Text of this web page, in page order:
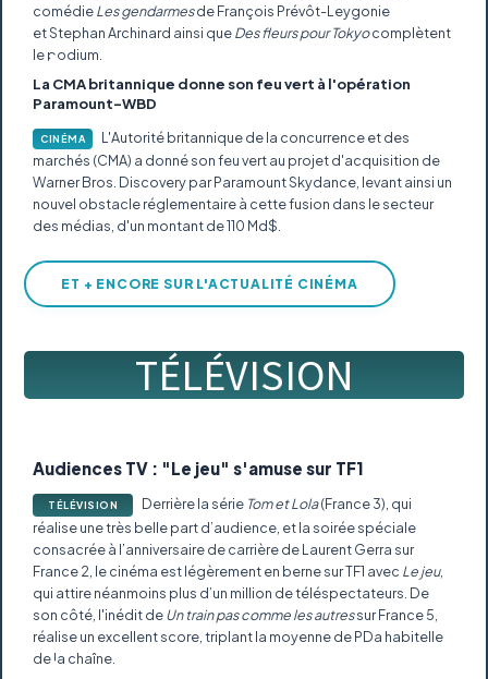
comédieLes gendarmesde François Prévôt-Leygonie
et Stephan Archinard ainsi queDes fleurs pour Tokyocomplètent
le podium.
La CMA britannique donne son feu vert à l'opération
Paramount-WBD
CINÉMA
L'Autorité britannique de la concurrence et des
marchés (CMA) a donné son feu vert au projet d'acquisition de
Warner Bros. Discovery par Paramount Skydance, levant ainsi un
nouvel obstacle réglementaire à cette fusion dans le secteur
des médias, d'un montant de 110 Md$.
ET + ENCORE SUR L'ACTUALITÉ CINÉMA
TÉLÉVISION
Audiences TV : "Le jeu" s'amuse sur TF1
TÉLÉVISION Derrière la série Tom et Lola(France 3), qui
réalise une très belle part d’audience, et la soirée spéciale
consacrée à l’anniversaire de carrière de Laurent Gerra sur
France 2, le cinéma est légèrement en berne sur TF1 avec Le jeu,
qui attire néanmoins plus d’un million de téléspectateurs. De
son côté, l'inédit deUn train pas comme les autressur France 5,
réalise un excellent score, triplant la moyenne de PDa habitelle
de la chaîne.